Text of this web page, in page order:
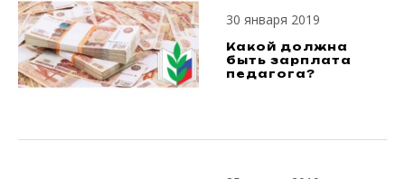
30 января 2019
Какой должна
быть зарплата
педагога?